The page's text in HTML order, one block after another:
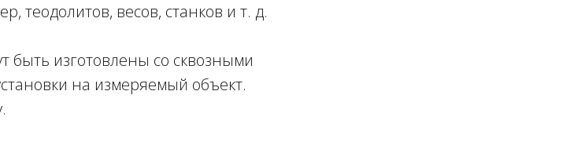
теодолитов, весов, станков и т. д.
быть изготовлены со сквозными
на измеряемый объект.